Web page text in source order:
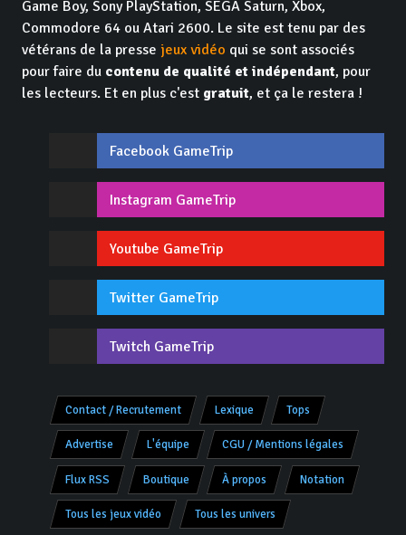
Game Boy, Sony PlayStation, SEGA Saturn, Xbox,
Commodore 64 ou Atari 2600. Le site est tenu par des
vétérans de la presse jeux vidéo qui se sont associés
pour faire du contenu de qualité et indépendant, pour
les lecteurs. Et en plus c'est gratuit, et ça le restera !
Facebook GameTrip
Instagram GameTrip
Youtube GameTrip
Twitter GameTrip
Twitch GameTrip
Contact / Recrutement Lexique Tops
Advertise L'équipe CGU / Mentions légales
Flux RSS Boutique À propos Notation
Tous les jeux vidéo Tous les univers